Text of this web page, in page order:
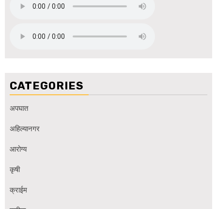
CATEGORIES
अपघात
अहिल्यानगर
आरोग्य
कृषी
क्राईम